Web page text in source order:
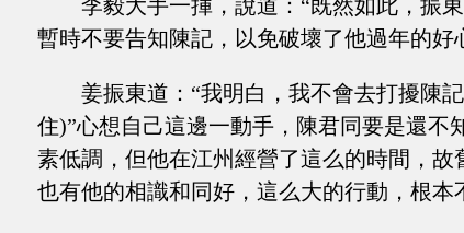
李毅大手一揮，說道：“既然如此，振
暫時不要告知陳記，以免破壞了他過年的好
姜振東道：“我明白，我不會去打擾陳
住)”心想自己這邊一動手，陳君同要是還
素低調，但他在江州經營了這么的時間，
也有他的相識和同好，這么大的行動，根本